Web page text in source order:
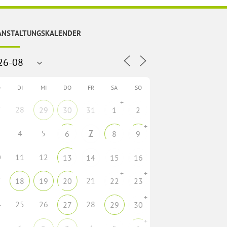
DI MI DO FR SA SO
28 29 30 31 1
+
2
4 5 6 7 8 9
+
11 12 13 14 15 16
18 19 20 21 22
+
23
+
25 26 27 28 29 30
+
+